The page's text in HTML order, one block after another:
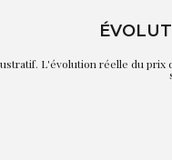
L'évolution réelle du prix